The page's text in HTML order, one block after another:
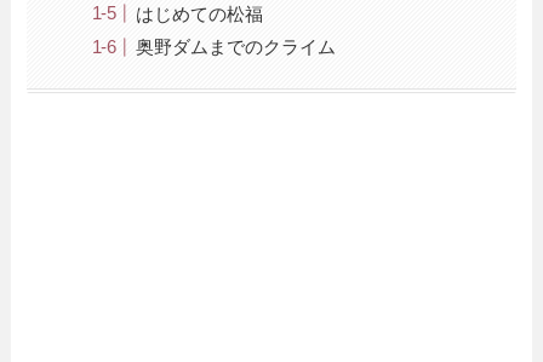
はじめての松福
奥野ダムまでのクライム